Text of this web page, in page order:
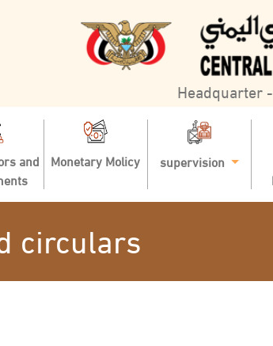
Headquarter
and Monetary Molicy supervision
circulars